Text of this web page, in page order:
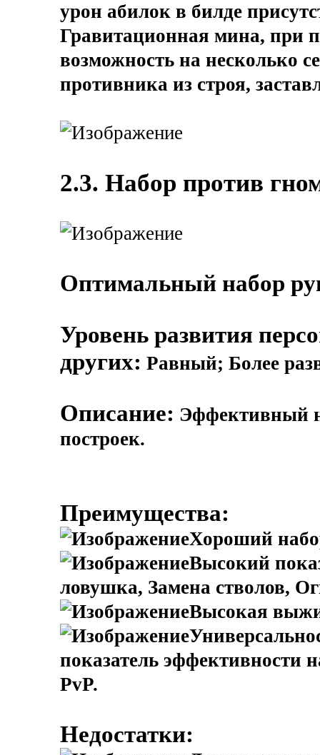
урон абилок в билде
Гравитационная мина, при
возможность на несколько
противника из строя,
2.3. Набор против
Оптимальный набор
Уровень развития
других: Равный; Более
Описание: Эффективный
построек.
Преимущества:
Хороший
Высокий
ловушка, Замена стволов,
Высокая
показатель эффективности
PvP.
Недостатки: